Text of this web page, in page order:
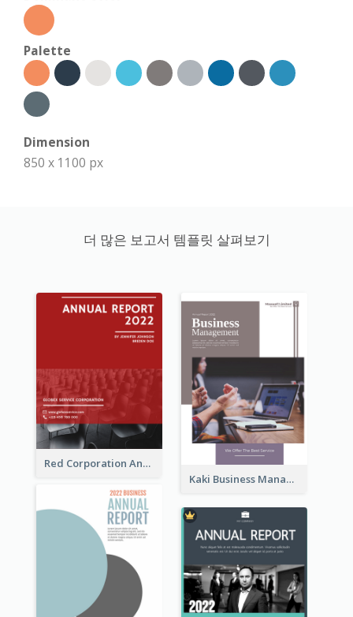
Palette
Dimension
850 x 1100 px
더 많은 보고서 템플릿 살펴보기
Red Corporation Annual Report
Kaki Business Management Reports